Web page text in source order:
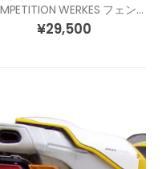
COMPETITION WERKES フェンダーレスキット DUCATI 1199 パニガーレ
¥29,500